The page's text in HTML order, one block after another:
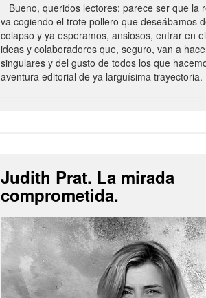
Bueno, queridos lectores: parece ser que la
va cogiendo el trote pollero que deseábamos
colapso y ya esperamos, ansiosos, entrar en
ideas y colaboradores que, seguro, van a
singulares y del gusto de todos los que
aventura editorial de ya larguísima trayectoria.
Judith Prat. La mirada
comprometida.